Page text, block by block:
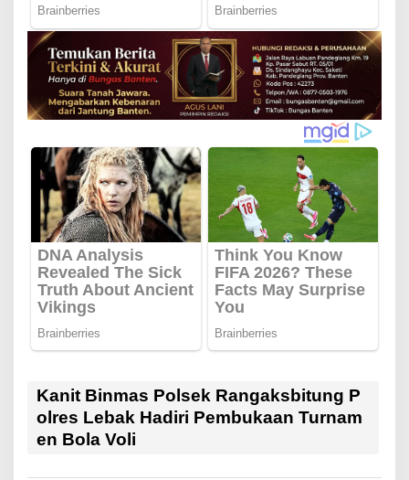
Kanit Binmas Polsek Rangaksbitung P
olres Lebak Hadiri Pembukaan Turnam
en Bola Voli